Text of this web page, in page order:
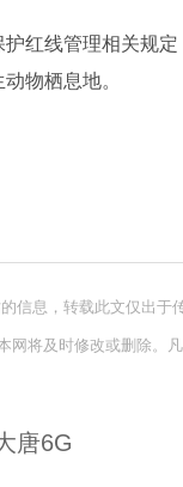
红线管理相关规
物栖息地。
信息，转载此文仅出
将及时修改或删除。
唐6G